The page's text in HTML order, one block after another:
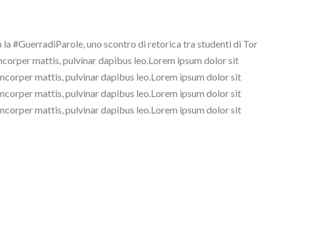
#GuerradiParole, uno scontro di retorica tra studenti di Tor
mattis, pulvinar dapibus leo.Lorem ipsum dolor sit
mattis, pulvinar dapibus leo.Lorem ipsum dolor sit
mattis, pulvinar dapibus leo.Lorem ipsum dolor sit
mattis, pulvinar dapibus leo.Lorem ipsum dolor sit